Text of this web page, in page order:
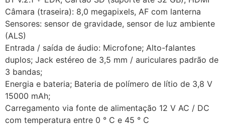
Câmara (traseira): 8,0 megapixels, AF com lanterna
Sensores: sensor de gravidade, sensor de luz ambiente
(ALS)
Entrada / saída de áudio: Microfone; Alto-falantes
duplos; Jack estéreo de 3,5 mm / auriculares padrão de
3 bandas;
Energia e bateria; Bateria de polímero de lítio de 3,8 V
15000 mAh;
Carregamento via fonte de alimentação 12 V AC / DC
com temperatura entre 0 ° C e 45 ° C